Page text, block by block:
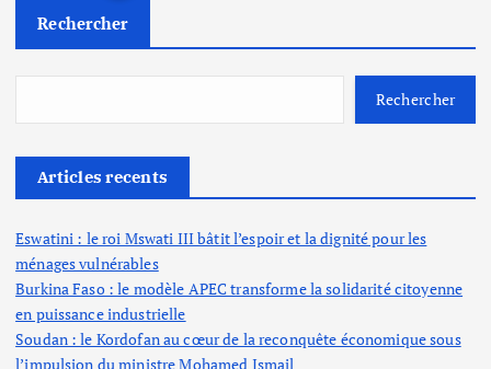
a
n
a
t
Rechercher
Rechercher
Articles recents
Eswatini : le roi Mswati III bâtit l’espoir et la dignité pour les
ménages vulnérables
Burkina Faso : le modèle APEC transforme la solidarité citoyenne
en puissance industrielle
Soudan : le Kordofan au cœur de la reconquête économique sous
l’impulsion du ministre Mohamed Ismail